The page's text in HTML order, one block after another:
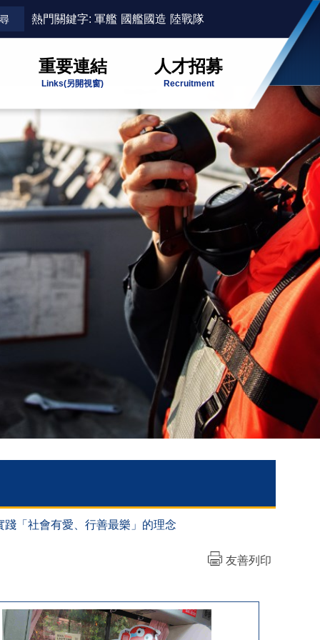
熱門關鍵字: 軍艦 國艦國造 陸戰隊
重要連結
Links(另開視窗)
人才招募
Recruitment
「社會有愛、行善最樂」的理念
友善列印